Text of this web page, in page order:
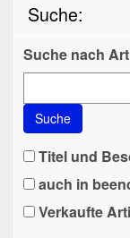
Suche:
Suche nach
Suche
Titel und
auch in
Verkaufte